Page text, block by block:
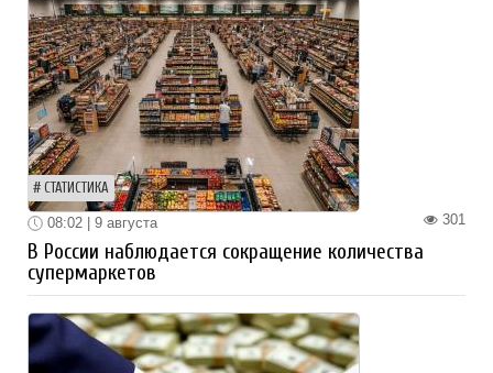
СТАТИСТИКА
301
08:02 | 9 августа
В России наблюдается сокращение количества
супермаркетов